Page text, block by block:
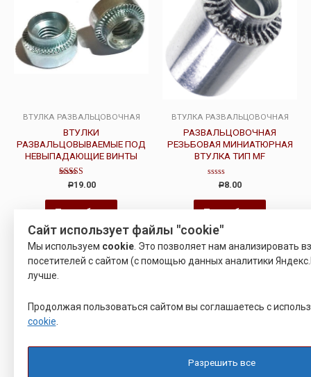
ВТУЛКА РАЗВАЛЬЦОВОЧНАЯ
ВТУЛКИ
РАЗВАЛЬЦОВЫВАЕМЫЕ ПОД
НЕВЫПАДАЮЩИЕ ВИНТЫ
Оценка
из 5
Р19.00
Подробнее
ВТУЛКА РАЗВАЛЬЦОВОЧНАЯ
РАЗВАЛЬЦОВОЧНАЯ
РЕЗЬБОВАЯ МИНИАТЮРНАЯ
ВТУЛКА ТИП MF
Оценка
из
Р8.00
Подробнее
Сайт использует файлы "cookie"
Мы используем cookie. Это позволяет нам анализировать
посетителей с сайтом (с помощью данных аналитики
лучше.
Продолжая пользоваться сайтом вы соглашаетесь с
cookie
Разрешить все